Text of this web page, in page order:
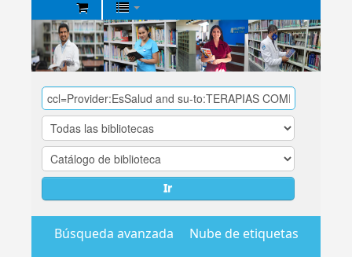
Biblioteca
Central
EsSalud
Ir
Búsqueda avanzada Nube de etiquetas